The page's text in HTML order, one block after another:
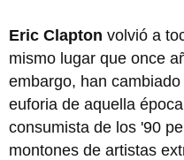
Eric Clapton volvió a
mismo lugar que once
embargo, han
euforia de aquella
consumista de los '90
montones de artistas